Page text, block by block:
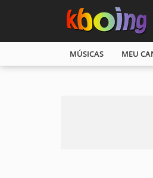
MÚSICAS MEU